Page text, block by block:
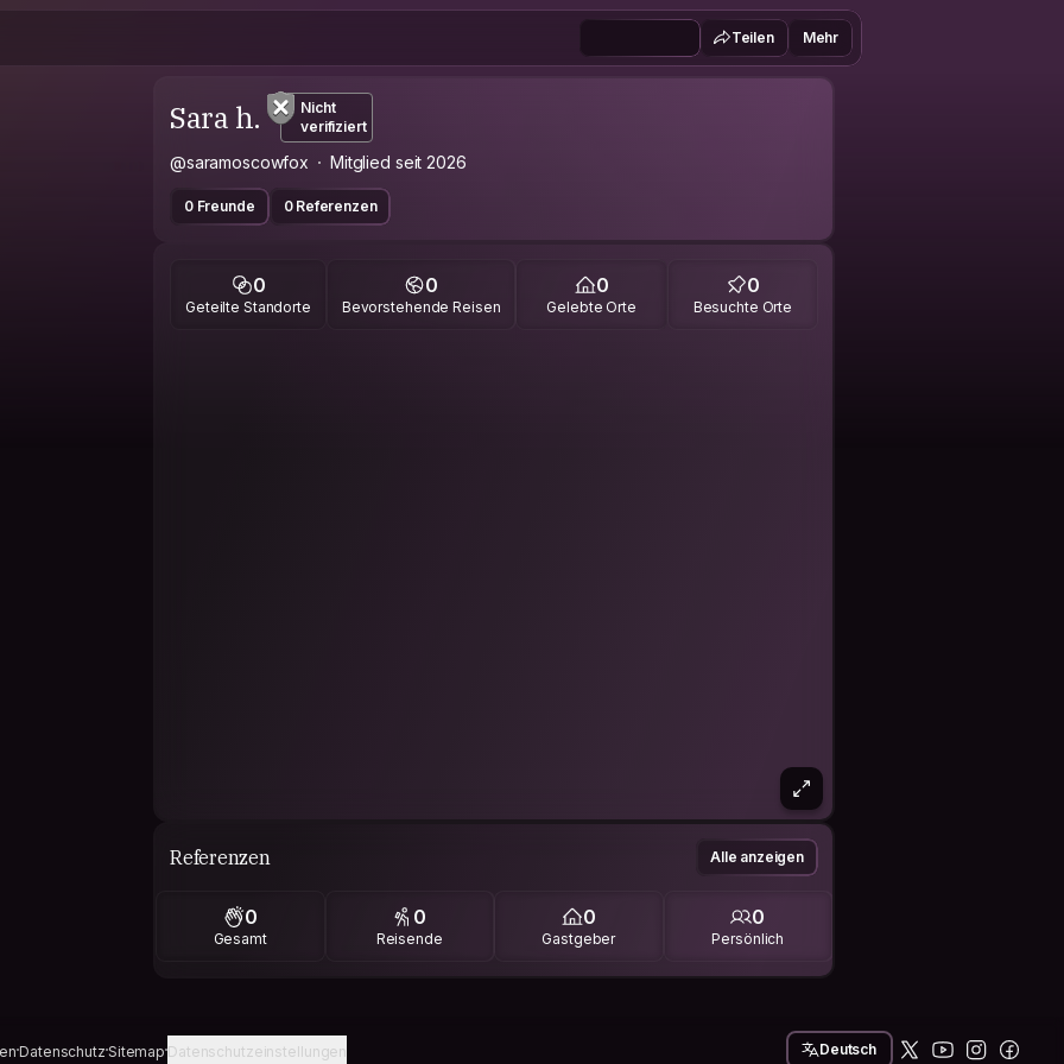
Teilen Mehr
Sara h.
Nicht
verifiziert
@saramoscowfox Mitglied seit 2026
0 Freunde 0 Referenzen
0
Geteilte Standorte
0
Bevorstehende Reisen
0
Gelebte Orte
0
Besuchte Orte
Referenzen Alle anzeigen
0
Gesamt
0
Reisende
0
Gastgeber
0
Persönlich
DatenschutzSitemapDatenschutzeinstellungen Deutsch